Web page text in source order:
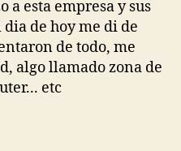
a esta empresa y sus
de hoy me di de
de todo, me
algo llamado zona de
etc